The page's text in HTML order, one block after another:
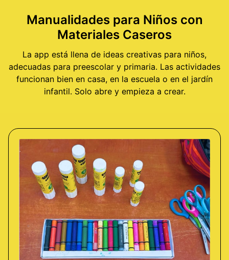
Manualidades para Niños con
Materiales Caseros
La app está llena de ideas creativas para niños,
adecuadas para preescolar y primaria. Las actividades
funcionan bien en casa, en la escuela o en el jardín
infantil. Solo abre y empieza a crear.